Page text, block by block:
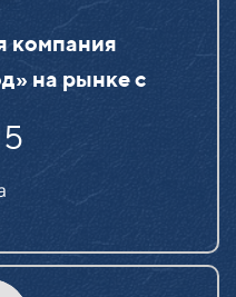
компания
на рынке c